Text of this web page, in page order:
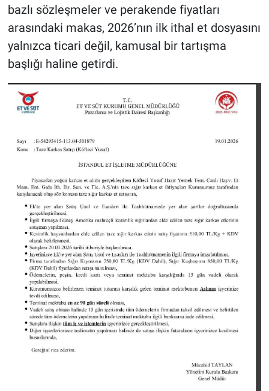
bazlı sözleşmeler ve perakende fiyatları
arasındaki makas, 2026’nın ilk ithal et dosyasını
yalnızca ticari değil, kamusal bir tartışma
başlığı haline getirdi.